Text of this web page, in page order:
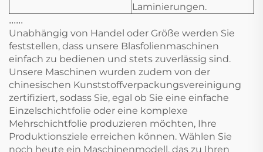
Laminierungen.
......
Unabhängig von Handel oder Größe werden Sie
feststellen, dass unsere Blasfolienmaschinen
einfach zu bedienen und stets zuverlässig sind.
Unsere Maschinen wurden zudem von der
chinesischen Kunststoffverpackungsvereinigung
zertifiziert, sodass Sie, egal ob Sie eine einfache
Einzelschichtfolie oder eine komplexe
Mehrschichtfolie produzieren möchten, Ihre
Produktionsziele erreichen können. Wählen Sie
noch heute ein Maschinenmodell, das zu Ihren